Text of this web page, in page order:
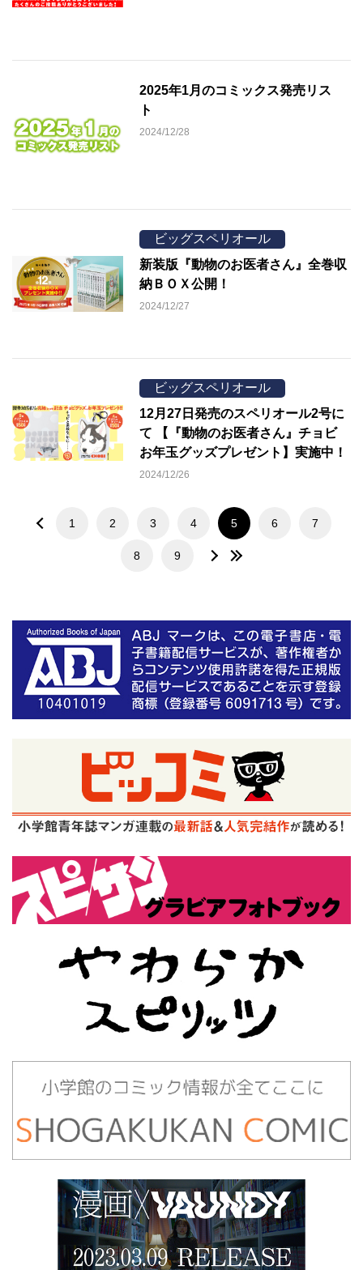
2025年1月のコミックス発売リス
ト
2024/12/28
ビッグスペリオール
新装版『動物のお医者さん』全巻収
納ＢＯＸ公開！
2024/12/27
ビッグスペリオール
12月27日発売のスペリオール2号に
て 【『動物のお医者さん』チョビ
お年玉グッズプレゼント】実施中！
2024/12/26
1 2 3 4 5 6 7
8 9